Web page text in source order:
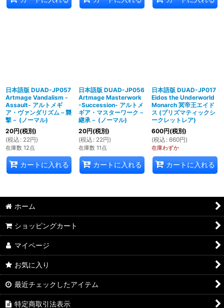
日本語版 DUAD-JP057
Artmage Vandalism -
Assault- アルトメギ
ア・ヴァンダリズム－襲
撃－ (ノーマル)
20円(税別)
(税込 : 22円)
在庫数 12点
カートに入れる
日本語版 DUAD-JP056
Artmage Masterwork
-Succession- アルトメ
ギア・マスターワーク－
継承－ (ノーマル)
20円(税別)
(税込 : 22円)
在庫数 11点
カートに入れる
日本語版 DUAD-JP017
Eidos the Underworld
Monarch 冥帝王エイド
ス (プリズマティックシ
ークレットレア)
600円(税別)
(税込 : 660円)
在庫わずか
カートに入れる
ホーム
ショッピングカート
マイページ
お気に入り
最近チェックしたアイテム
特定商取引法表示